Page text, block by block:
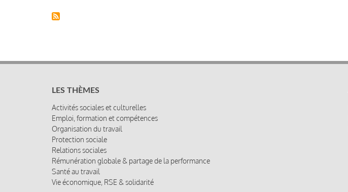
LES THÈMES
Activités sociales et culturelles
Emploi, formation et compétences
Organisation du travail
Protection sociale
Relations sociales
Rémunération globale & partage de la performance
Santé au travail
Vie économique, RSE & solidarité